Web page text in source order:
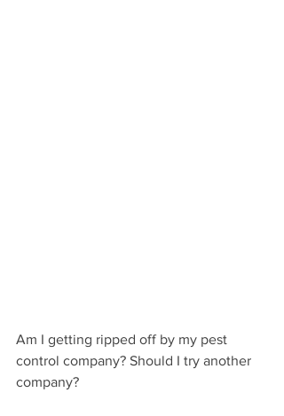
Am I getting ripped off by my pest
control company? Should I try another
company?